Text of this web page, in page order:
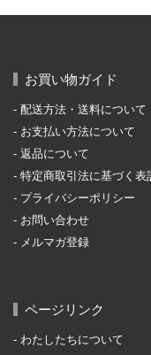
お買い物ガイド
配送方法・送料について
お支払い方法について
返品について
特定商取引法に基づく表
プライバシーポリシー
お問い合わせ
メルマガ登録
ページリンク
わたしたちについて